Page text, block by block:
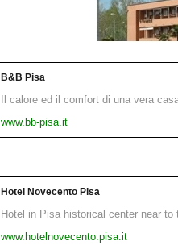
B&B Pisa
Il calore ed il comfort di una vera
www.bb-pisa.it
Hotel Novecento Pisa
Hotel in Pisa historical center near
www.hotelnovecento.pisa.it